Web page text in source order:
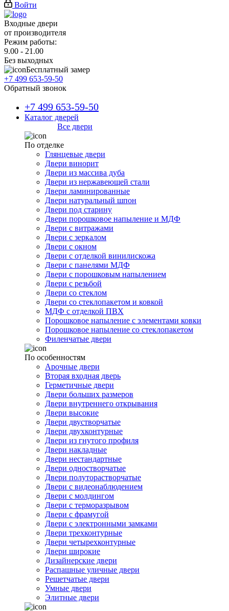
Войти
Входные двери
от производителя
Режим работы:
9.00 - 21.00
Без выходных
Бесплатный замер
+7 499 653-59-50
Обратный звонок
+7 499 653-59-50
Каталог дверей
Все двери
По отделке
Глянцевые двери
Двери винорит
Двери из массива дуба
Двери из нержавеющей стали
Двери ламинированные
Двери натуральный шпон
Двери под старину
Двери порошковое напыление и МДФ
Двери с витражами
Двери с зеркалом
Двери с окном
Двери с отделкой винилискожа
Двери с панелями МДФ
Двери с порошковым напылением
Двери с резьбой
Двери со стеклом
Двери со стеклопакетом и ковкой
МДФ с отделкой ПВХ
Порошковое напыление с элементами ковки
Порошковое напыление со стеклопакетом
Филенчатые двери
По особенностям
Арочные двери
Вторая входная дверь
Герметичные двери
Двери больших размеров
Двери внутреннего открывания
Двери высокие
Двери двустворчатые
Двери двухконтурные
Двери из гнутого профиля
Двери накладные
Двери нестандартные
Двери одностворчатые
Двери полуторастворчатые
Двери с видеонаблюдением
Двери с молдингом
Двери с терморазрывом
Двери с фрамугой
Двери с электронными замками
Двери трехконтурные
Двери четырехконтурные
Двери широкие
Дизайнерские двери
Распашные уличные двери
Решетчатые двери
Умные двери
Элитные двери